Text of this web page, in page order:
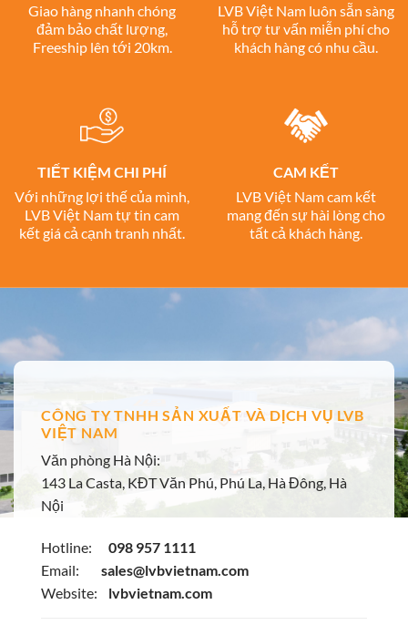
Giao hàng nhanh chóng
đảm bảo chất lượng,
Freeship lên tới 20km.
LVB Việt Nam luôn sẵn sàng
hỗ trợ tư vấn miễn phí cho
khách hàng có nhu cầu.
TIẾT KIỆM CHI PHÍ
Với những lợi thế của mình,
LVB Việt Nam tự tin cam
kết giá cả cạnh tranh nhất.
CAM KẾT
LVB Việt Nam cam kết
mang đến sự hài lòng cho
tất cả khách hàng.
CÔNG TY TNHH SẢN XUẤT VÀ DỊCH VỤ LVB
VIỆT NAM
Văn phòng Hà Nội:
143 La Casta, KĐT Văn Phú, Phú La, Hà Đông, Hà
Nội
Hotline:
098 957 1111
Email:
sales@lvbvietnam.com
Website:
lvbvietnam.com